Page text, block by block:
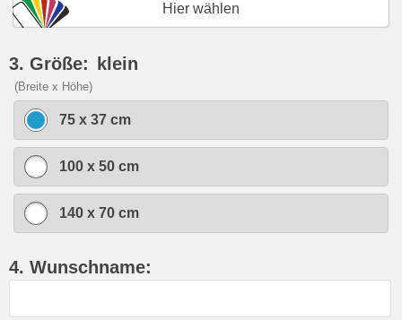
Hier wählen
3. Größe: klein
(Breite x Höhe)
75 x 37 cm
100 x 50 cm
140 x 70 cm
4. Wunschname: